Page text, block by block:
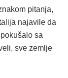
pitanja,
najavile da
sa
sve zemlje